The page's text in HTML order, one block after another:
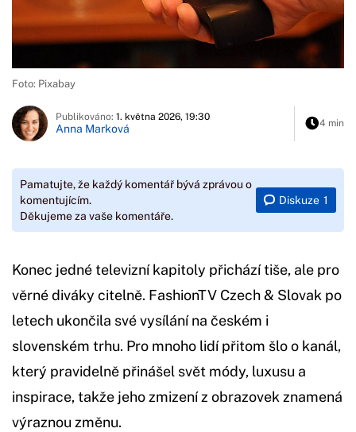
Foto: Pixabay
Publikováno: 1. května 2026, 19:30
Anna Marková 4 min
Pamatujte, že každý komentář bývá zprávou o
komentujícím.
Děkujeme za vaše komentáře.
Diskuze 1
Konec jedné televizní kapitoly přichází tiše, ale pro
věrné diváky citelně. FashionTV Czech & Slovak po
letech ukončila své vysílání na českém i
slovenském trhu. Pro mnoho lidí přitom šlo o kanál,
který pravidelně přinášel svět módy, luxusu a
inspirace, takže jeho zmizení z obrazovek znamená
výraznou změnu.